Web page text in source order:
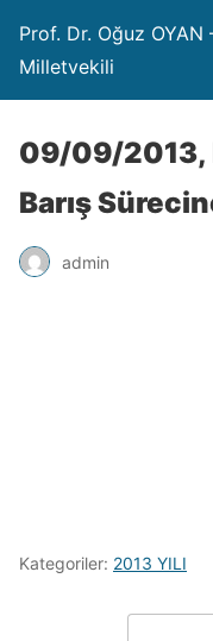
Prof. Dr. Oğuz
Milletvekili
09/09/2013,
Barış
admin
Kategoriler: 2013 YILI